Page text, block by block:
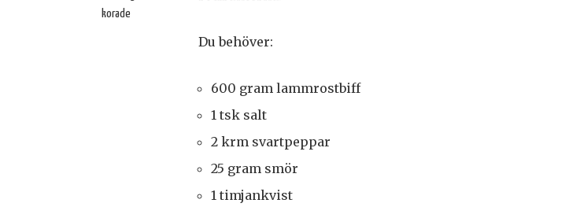
korade
Du behöver:
600 gram lammrostbiff
1 tsk salt
2 krm svartpeppar
25 gram smör
1 timjankvist